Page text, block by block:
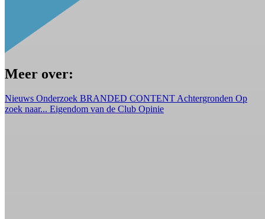
Meer over:
Nieuws Onderzoek BRANDED CONTENTAchtergronden Op
zoek naar... Eigendom van de Club Opinie